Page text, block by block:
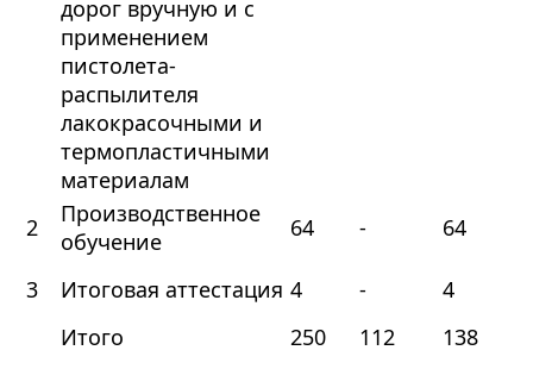
дорог вручную и с
применением
пистолета-
распылителя
лакокрасочными и
термопластичными
материалам
2
Производственное
обучение
64 - 64
3 Итоговая аттестация 4 -
4
Итого
250 112
138